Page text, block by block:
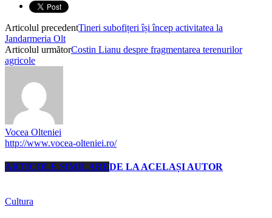
Articolul precedentTineri subofițeri își încep activitatea la
Jandarmeria Olt
Articolul următorCostin Lianu despre fragmentarea terenurilor
agricole
Vocea Olteniei
http://www.vocea-olteniei.ro/
ARTICOLE SIMILAREDE LA ACELAȘI AUTOR
Cultura